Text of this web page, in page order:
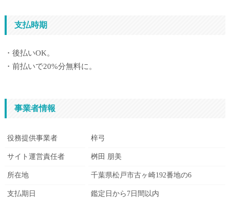
支払時期
・後払いOK。
・前払いで20%分無料に。
事業者情報
役務提供事業者 梓弓
サイト運営責任者 桝田 朋美
所在地 千葉県松戸市古ヶ崎192番地の6
支払期日 鑑定日から7日間以内